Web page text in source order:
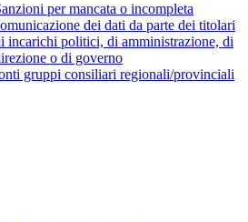
per mancata o incompleta
dei dati da parte dei titolari
incarichi politici, di amministrazione, di
o di governo
gruppi consiliari regionali/provinciali